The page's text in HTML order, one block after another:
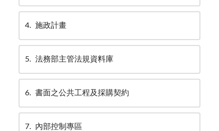
4 施政計畫
5 法務部主管法規資料庫
6 書面之公共工程及採購契約
7 內部控制專區